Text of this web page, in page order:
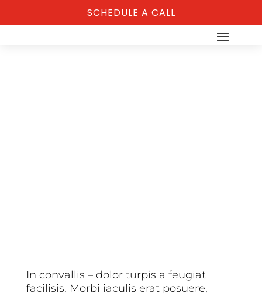
SCHEDULE A CALL
In convallis – dolor turpis a feugiat
facilisis. Morbi iaculis erat posuere,